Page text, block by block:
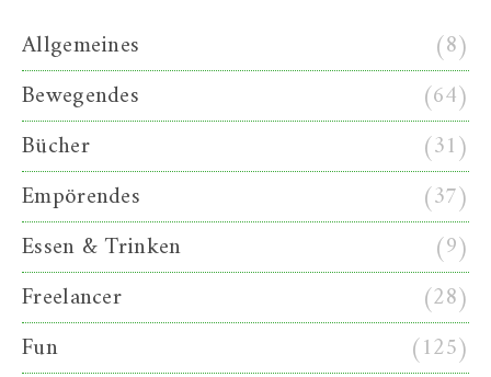
Allgemeines
(8)
Bewegendes
(64)
Bücher
(31)
Empörendes
(37)
Essen & Trinken
(9)
Freelancer
(28)
Fun
(125)